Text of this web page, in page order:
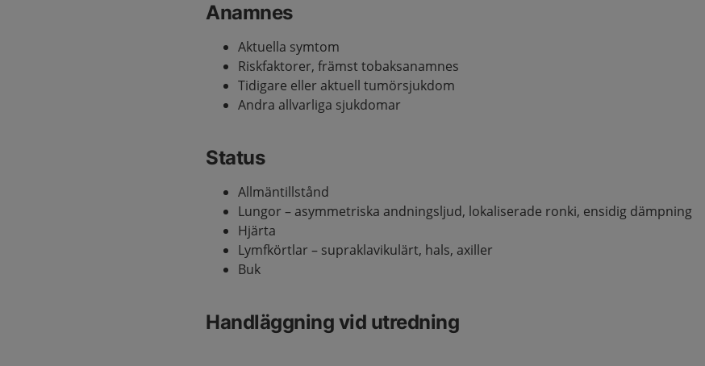
Anamnes
Aktuella symtom
Riskfaktorer, främst tobaksanamnes
Tidigare eller aktuell tumörsjukdom
Andra allvarliga sjukdomar
Status
Allmäntillstånd
Lungor – asymmetriska andningsljud, lokaliserade ronki, ensidig dämpning
Hjärta
Lymfkörtlar – supraklavikulärt, hals, axiller
Buk
Handläggning vid utredning